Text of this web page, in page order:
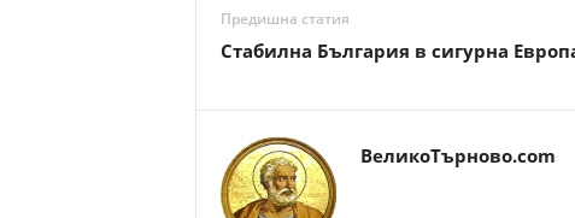
Предишна статия
Стабилна България в сигурна
ВеликоТърново.com